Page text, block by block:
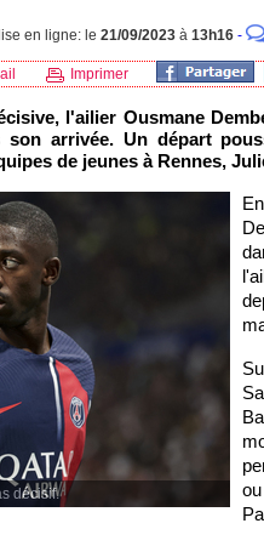
en ligne: le 21/09/2023 à 13h16 -
Imprimer
l'ailier Ousmane
son arrivée. Un départ
de jeunes à Rennes,
décisif.